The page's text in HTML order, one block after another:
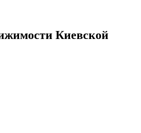
Киевской